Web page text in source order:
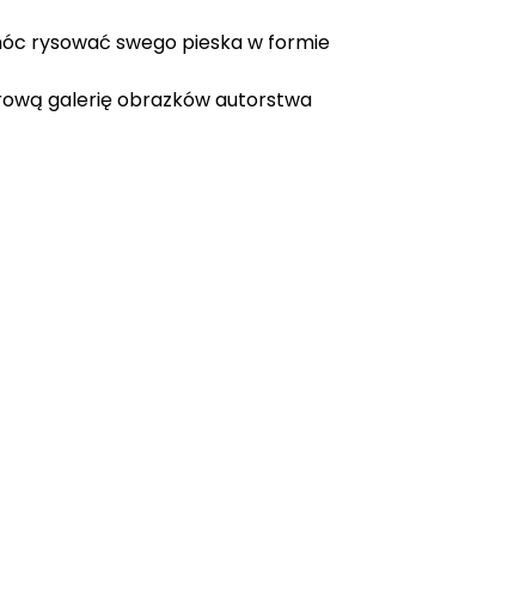
rysować swego pieska w formie
galerię obrazków autorstwa